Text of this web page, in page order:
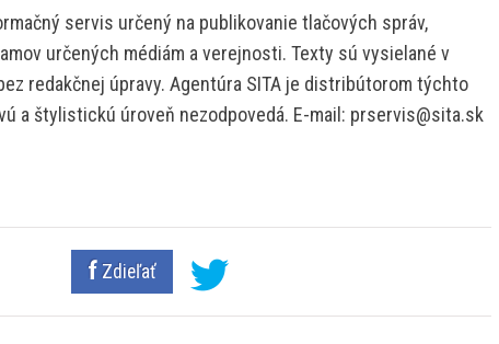
servis určený na publikovanie tlačových správ,
určených médiám a verejnosti. Texty sú vysielané v
redakčnej úpravy. Agentúra SITA je distribútorom týchto
a štylistickú úroveň nezodpovedá. E-mail: prservis@sita.sk
Zdieľať